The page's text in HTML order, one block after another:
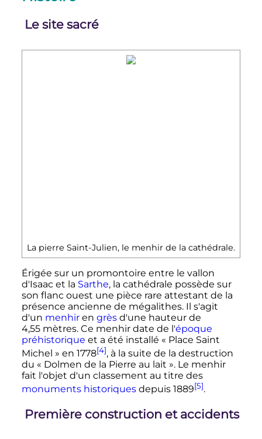
Le site sacré
La pierre Saint-Julien, le menhir de la cathédrale.
Érigée sur un promontoire entre le vallon
d'Isaac et la Sarthe, la cathédrale possède sur
son flanc ouest une pièce rare attestant de la
présence ancienne de mégalithes. Il s'agit
d'un menhiren grèsd'une hauteur de
4,55 mètres. Ce menhir date de l'époque
préhistorique et a été installé « Place Saint
Michel » en 1778[4], à la suite de la destruction
du « Dolmen de la Pierre au lait ». Le menhir
fait l'objet d'un classement au titre des
monuments historiquesdepuis 1889[5].
Première construction et accidents